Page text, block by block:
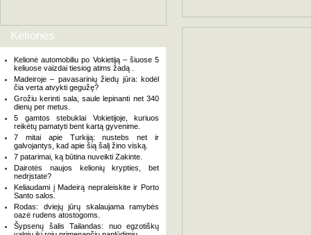
Kelionės
Kelionė automobiliu po Vokietiją – šiuose 5
keliuose vaizdai tiesiog atims žadą .
Madeiroje – pavasarinių žiedų jūra: kodėl
čia verta atvykti gegužę?
Grožiu kerinti sala, saule lepinanti net 340
dienų per metus.
5 gamtos stebuklai Vokietijoje, kuriuos
reikėtų pamatyti bent kartą gyvenime.
7 mitai apie Turkiją: nustebs net ir
galvojantys, kad apie šią šalį žino viską.
7 patarimai, ką būtina nuveikti Zakinte.
Dairotės naujos kelionių krypties, bet
nedrįstate?
Keliaudami į Madeirą nepraleiskite ir Porto
Santo salos.
Rodas: dviejų jūrų skalaujama ramybės
oazė rudens atostogoms.
Šypsenų šalis Tailandas: nuo egzotiškų